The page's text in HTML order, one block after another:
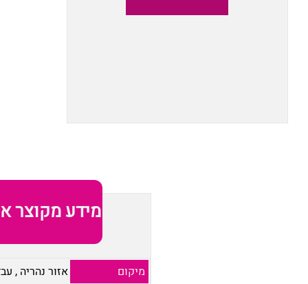
מידע מקוצר
מיקום אזור נהריה ,